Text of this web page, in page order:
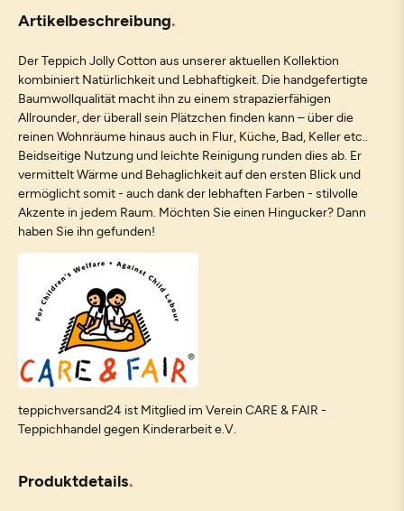
Artikelbeschreibung
Der Teppich Jolly Cotton aus unserer aktuellen Kollektion
kombiniert Natürlichkeit und Lebhaftigkeit. Die handgefertigte
Baumwollqualität macht ihn zu einem strapazierfähigen
Allrounder, der überall sein Plätzchen finden kann – über die
reinen Wohnräume hinaus auch in Flur, Küche, Bad, Keller etc..
Beidseitige Nutzung und leichte Reinigung runden dies ab. Er
vermittelt Wärme und Behaglichkeit auf den ersten Blick und
ermöglicht somit - auch dank der lebhaften Farben - stilvolle
Akzente in jedem Raum. Möchten Sie einen Hingucker? Dann
haben Sie ihn gefunden!
teppichversand24 ist Mitglied im Verein CARE & FAIR -
Teppichhandel gegen Kinderarbeit e.V.
Produktdetails